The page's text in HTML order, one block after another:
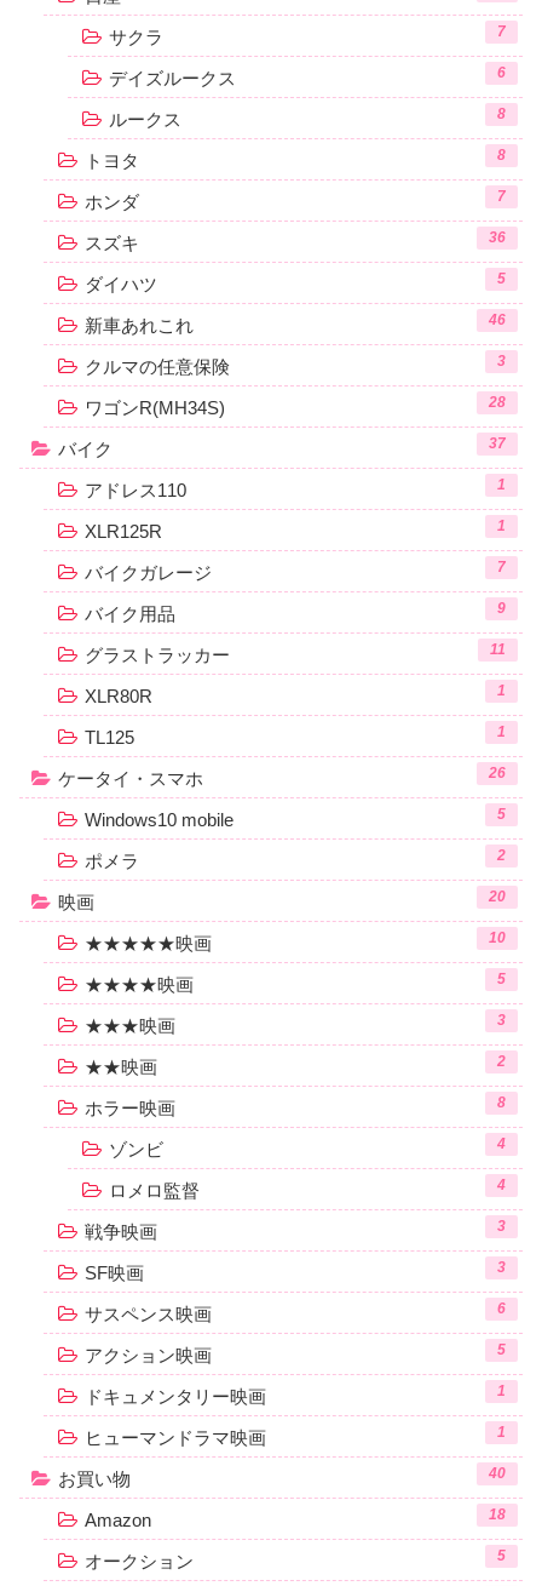
サクラ
7
デイズルークス 6
ルークス 8
トヨタ 8
ホンダ 7
スズキ 36
ダイハツ 5
新車あれこれ 46
クルマの任意保険 3
ワゴンR(MH34S) 28
バイク 37
アドレス110 1
XLR125R 1
バイクガレージ 7
バイク用品 9
グラストラッカー 11
XLR80R 1
TL125 1
ケータイ・スマホ 26
Windows10 mobile 5
ポメラ 2
映画 20
★★★★★映画 10
★★★★映画 5
★★★映画 3
★★映画 2
ホラー映画 8
ゾンビ 4
ロメロ監督 4
戦争映画 3
SF映画 3
サスペンス映画 6
アクション映画 5
ドキュメンタリー映画 1
ヒューマンドラマ映画 1
お買い物 40
Amazon 18
オークション 5